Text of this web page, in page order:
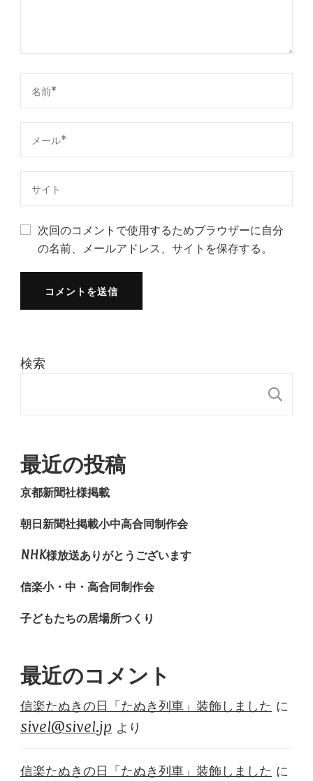
次回のコメントで使用するためブラウザーに自分
の名前、メールアドレス、サイトを保存する。
検索
最近の投稿
京都新聞社様掲載
朝日新聞社掲載小中高合同制作会
NHK様放送ありがとうございます
信楽小・中・高合同制作会
子どもたちの居場所つくり
最近のコメント
信楽たぬきの日「たぬき列車」装飾しました に
sivel@sivel.jp より
信楽たぬきの日「たぬき列車」装飾しました に